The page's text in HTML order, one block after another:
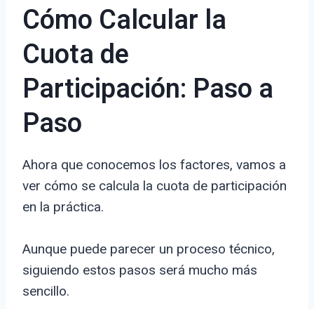
Cómo Calcular la
Cuota de
Participación: Paso a
Paso
Ahora que conocemos los factores, vamos a
ver cómo se calcula la cuota de participación
en la práctica.
Aunque puede parecer un proceso técnico,
siguiendo estos pasos será mucho más
sencillo.